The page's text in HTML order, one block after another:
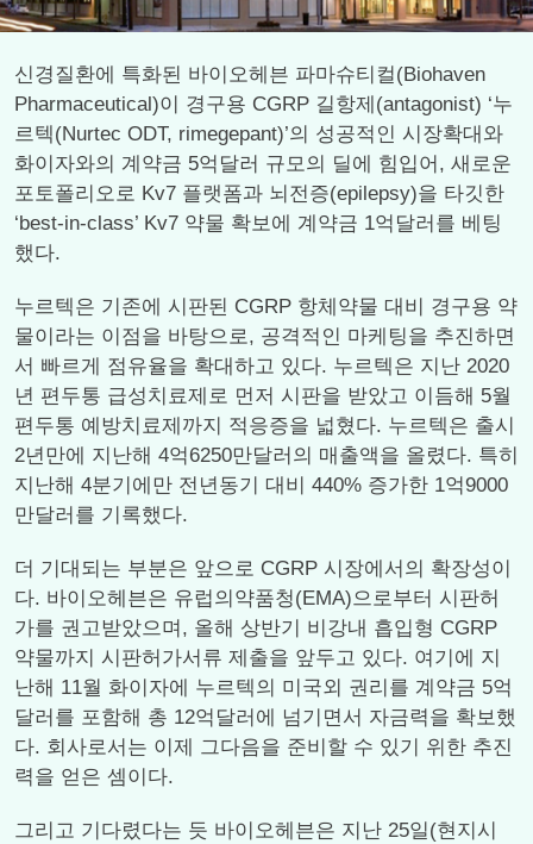
신경질환에 특화된 바이오헤븐 파마슈티컬(Biohaven
Pharmaceutical)이 경구용 CGRP 길항제(antagonist) ‘누
르텍(Nurtec ODT, rimegepant)’의 성공적인 시장확대와
화이자와의 계약금 5억달러 규모의 딜에 힘입어, 새로운
포토폴리오로 Kv7 플랫폼과 뇌전증(epilepsy)을 타깃한
‘best-in-class’ Kv7 약물 확보에 계약금 1억달러를 베팅
했다.
누르텍은 기존에 시판된 CGRP 항체약물 대비 경구용 약
물이라는 이점을 바탕으로, 공격적인 마케팅을 추진하면
서 빠르게 점유율을 확대하고 있다. 누르텍은 지난 2020
년 편두통 급성치료제로 먼저 시판을 받았고 이듬해 5월
편두통 예방치료제까지 적응증을 넓혔다. 누르텍은 출시
2년만에 지난해 4억6250만달러의 매출액을 올렸다. 특히
지난해 4분기에만 전년동기 대비 440% 증가한 1억9000
만달러를 기록했다.
더 기대되는 부분은 앞으로 CGRP 시장에서의 확장성이
다. 바이오헤븐은 유럽의약품청(EMA)으로부터 시판허
가를 권고받았으며, 올해 상반기 비강내 흡입형 CGRP
약물까지 시판허가서류 제출을 앞두고 있다. 여기에 지
난해 11월 화이자에 누르텍의 미국외 권리를 계약금 5억
달러를 포함해 총 12억달러에 넘기면서 자금력을 확보했
다. 회사로서는 이제 그다음을 준비할 수 있기 위한 추진
력을 얻은 셈이다.
그리고 기다렸다는 듯 바이오헤븐은 지난 25일(현지시